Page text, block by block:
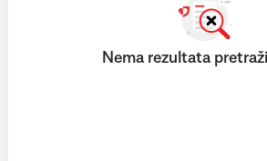
Nema rezultata